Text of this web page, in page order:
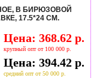
В БИРЮЗОВОЙ
17.5*24 СМ.
Цена: 368.62 р.
крупный опт от 100 000 р.
Цена: 394.42 р.
средний опт от 50 000 р.